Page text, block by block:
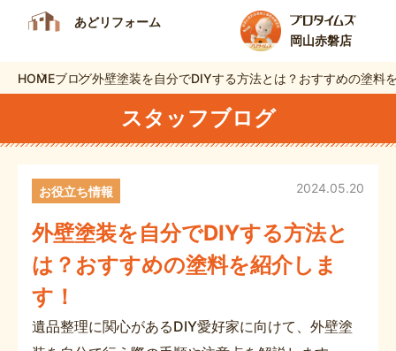
あどリフォーム
岡山赤磐店
HOMEブログ外壁塗装を自分でDIYする方法とは？おすすめの塗料
スタッフブログ
外壁塗装を自分でDIYする方法と
は？おすすめの塗料を紹介しま
す！
2024.05.20
お役立ち情報
遺品整理に関心があるDIY愛好家に向けて、外壁塗